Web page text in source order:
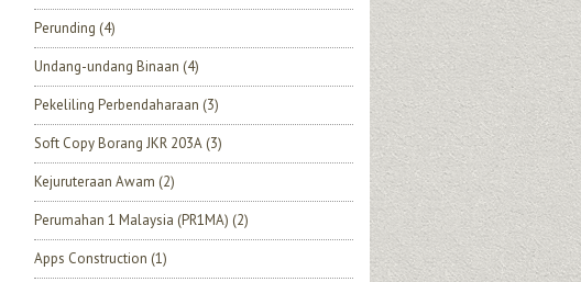
Perunding (4)
Undang-undang Binaan (4)
Pekeliling Perbendaharaan (3)
Soft Copy Borang JKR 203A (3)
Kejuruteraan Awam (2)
Perumahan 1 Malaysia (PR1MA) (2)
Apps Construction (1)